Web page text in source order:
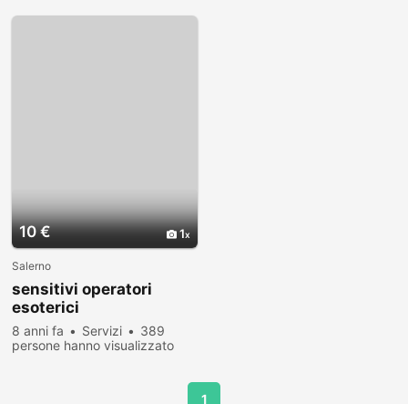
10 € 1
Salerno
sensitivi operatori
esoterici
8 anni fa Servizi
389
persone hanno visualizzato
1